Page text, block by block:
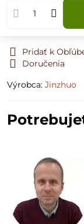
Pridať k
Doručenia
Výrobca: Jinzhuo